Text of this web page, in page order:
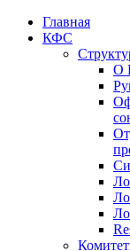
Главная
КФС
О